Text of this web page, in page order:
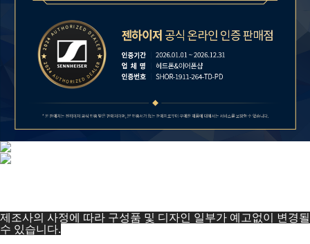
제조사의 사정에 따라 구성품 및 디자인 일부가 예고없이 변경될
수 있습니다.